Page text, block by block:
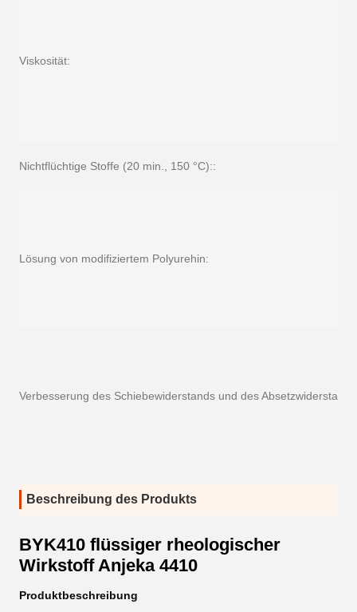
Viskosität:
Nichtflüchtige Stoffe (20 min., 150 °C)::
Lösung von modifiziertem Polyurehin:
Verbesserung des Schiebewiderstands und des
Beschreibung des Produkts
BYK410 flüssiger rheologischer
Wirkstoff Anjeka 4410
Produktbeschreibung